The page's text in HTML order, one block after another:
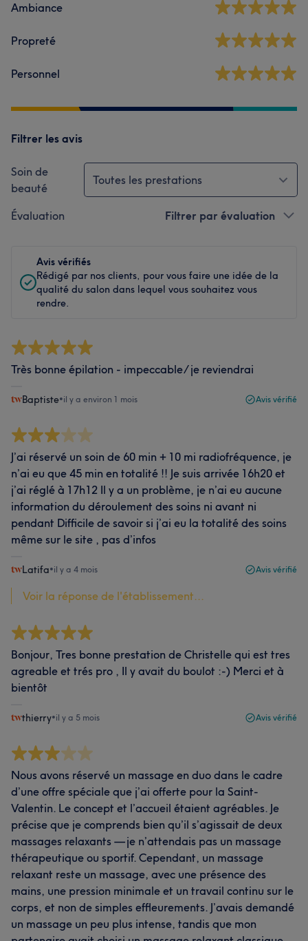
Ambiance
Propreté
Personnel
Filtrer les avis
Soin de
beauté
Toutes les prestations
Évaluation Filtrer par évaluation
Avis vérifiés
Rédigé par nos clients, pour vous faire une idée de la
qualité du salon dans lequel vous souhaitez vous
rendre.
Très bonne épilation - impeccable/ je reviendrai
Baptiste•il y a environ 1 mois Avis vérifié
J’ai réservé un soin de 60 min + 10 mi radiofréquence, je
n’ai eu que 45 min en totalité !! Je suis arrivée 16h20 et
j’ai réglé à 17h12 Il y a un problème, je n’ai eu aucune
information du déroulement des soins ni avant ni
pendant Difficile de savoir si j’ai eu la totalité des soins
même sur le site , pas d’infos
Latifa•il y a 4 mois Avis vérifié
Voir la réponse de l'établissement...
Bonjour, Tres bonne prestation de Christelle qui est tres
agreable et trés pro , Il y avait du boulot :-) Merci et à
bientôt
thierry•il y a 5 mois Avis vérifié
Nous avons réservé un massage en duo dans le cadre
d’une offre spéciale que j’ai offerte pour la Saint-
Valentin. Le concept et l’accueil étaient agréables. Je
précise que je comprends bien qu’il s’agissait de deux
massages relaxants — je n’attendais pas un massage
thérapeutique ou sportif. Cependant, un massage
relaxant reste un massage, avec une présence des
mains, une pression minimale et un travail continu sur le
corps, et non de simples effleurements. J’avais demandé
un massage un peu plus intense, tandis que mon